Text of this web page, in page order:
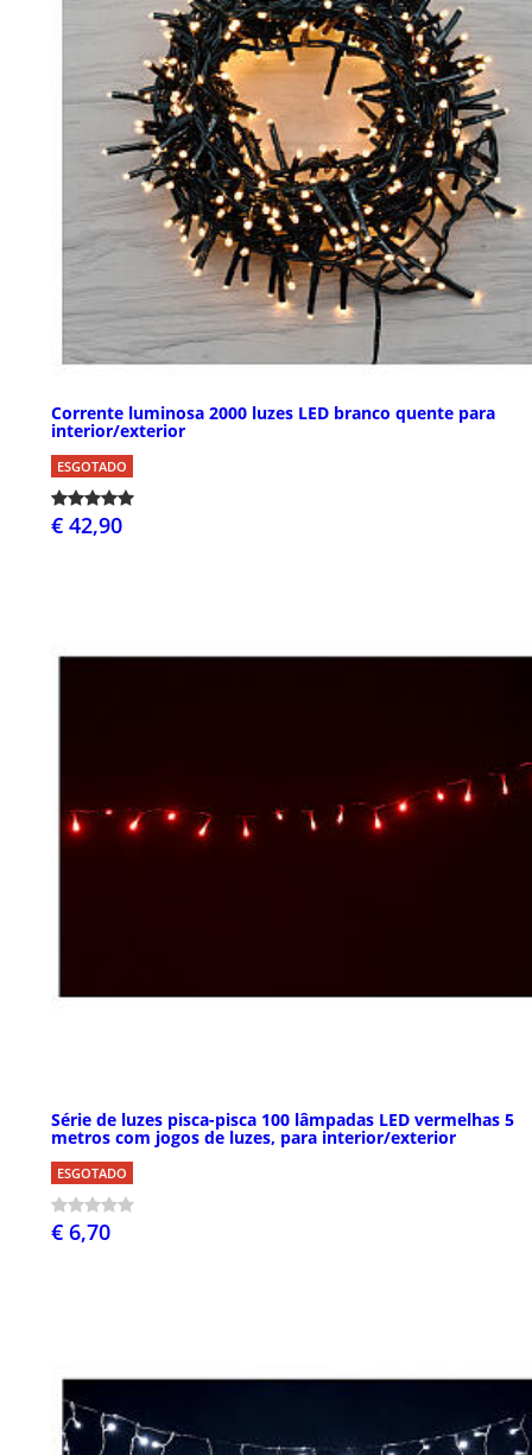
Corrente luminosa 2000 luzes LED branco quente para
interior/exterior
ESGOTADO
€ 42,90
Série de luzes pisca-pisca 100 lâmpadas LED vermelhas 5
metros com jogos de luzes, para interior/exterior
ESGOTADO
€ 6,70